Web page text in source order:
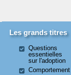
Les grands titres
Questions
essentielles
sur l'adoption
Comportement